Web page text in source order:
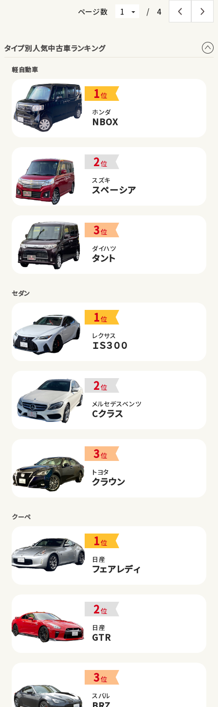
ページ数 / 4
タイプ別人気中古車ランキング
軽自動車
1位
ホンダ
NBOX
2位
スズキ
スペーシア
3位
ダイハツ
タント
セダン
1位
レクサス
ＩＳ３００
2位
メルセデスベンツ
Cクラス
3位
トヨタ
クラウン
クーペ
1位
日産
フェアレディ
2位
日産
GTR
3位
スバル